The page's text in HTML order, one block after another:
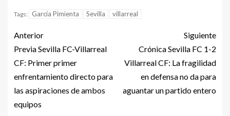
Tags: García Pimienta Sevilla villarreal
Anterior
Previa Sevilla FC-Villarreal
CF: Primer primer
enfrentamiento directo para
las aspiraciones de ambos
equipos
Siguiente
Crónica Sevilla FC 1-2
Villarreal CF: La fragilidad
en defensa no da para
aguantar un partido entero